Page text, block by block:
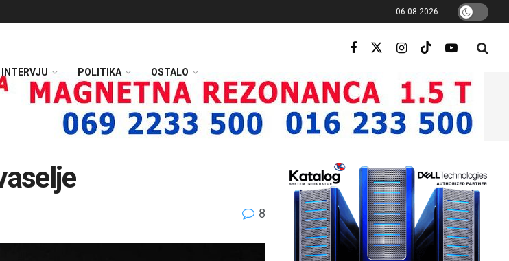
06.08.2026.
INTERVJU POLITIKA OSTALO
8